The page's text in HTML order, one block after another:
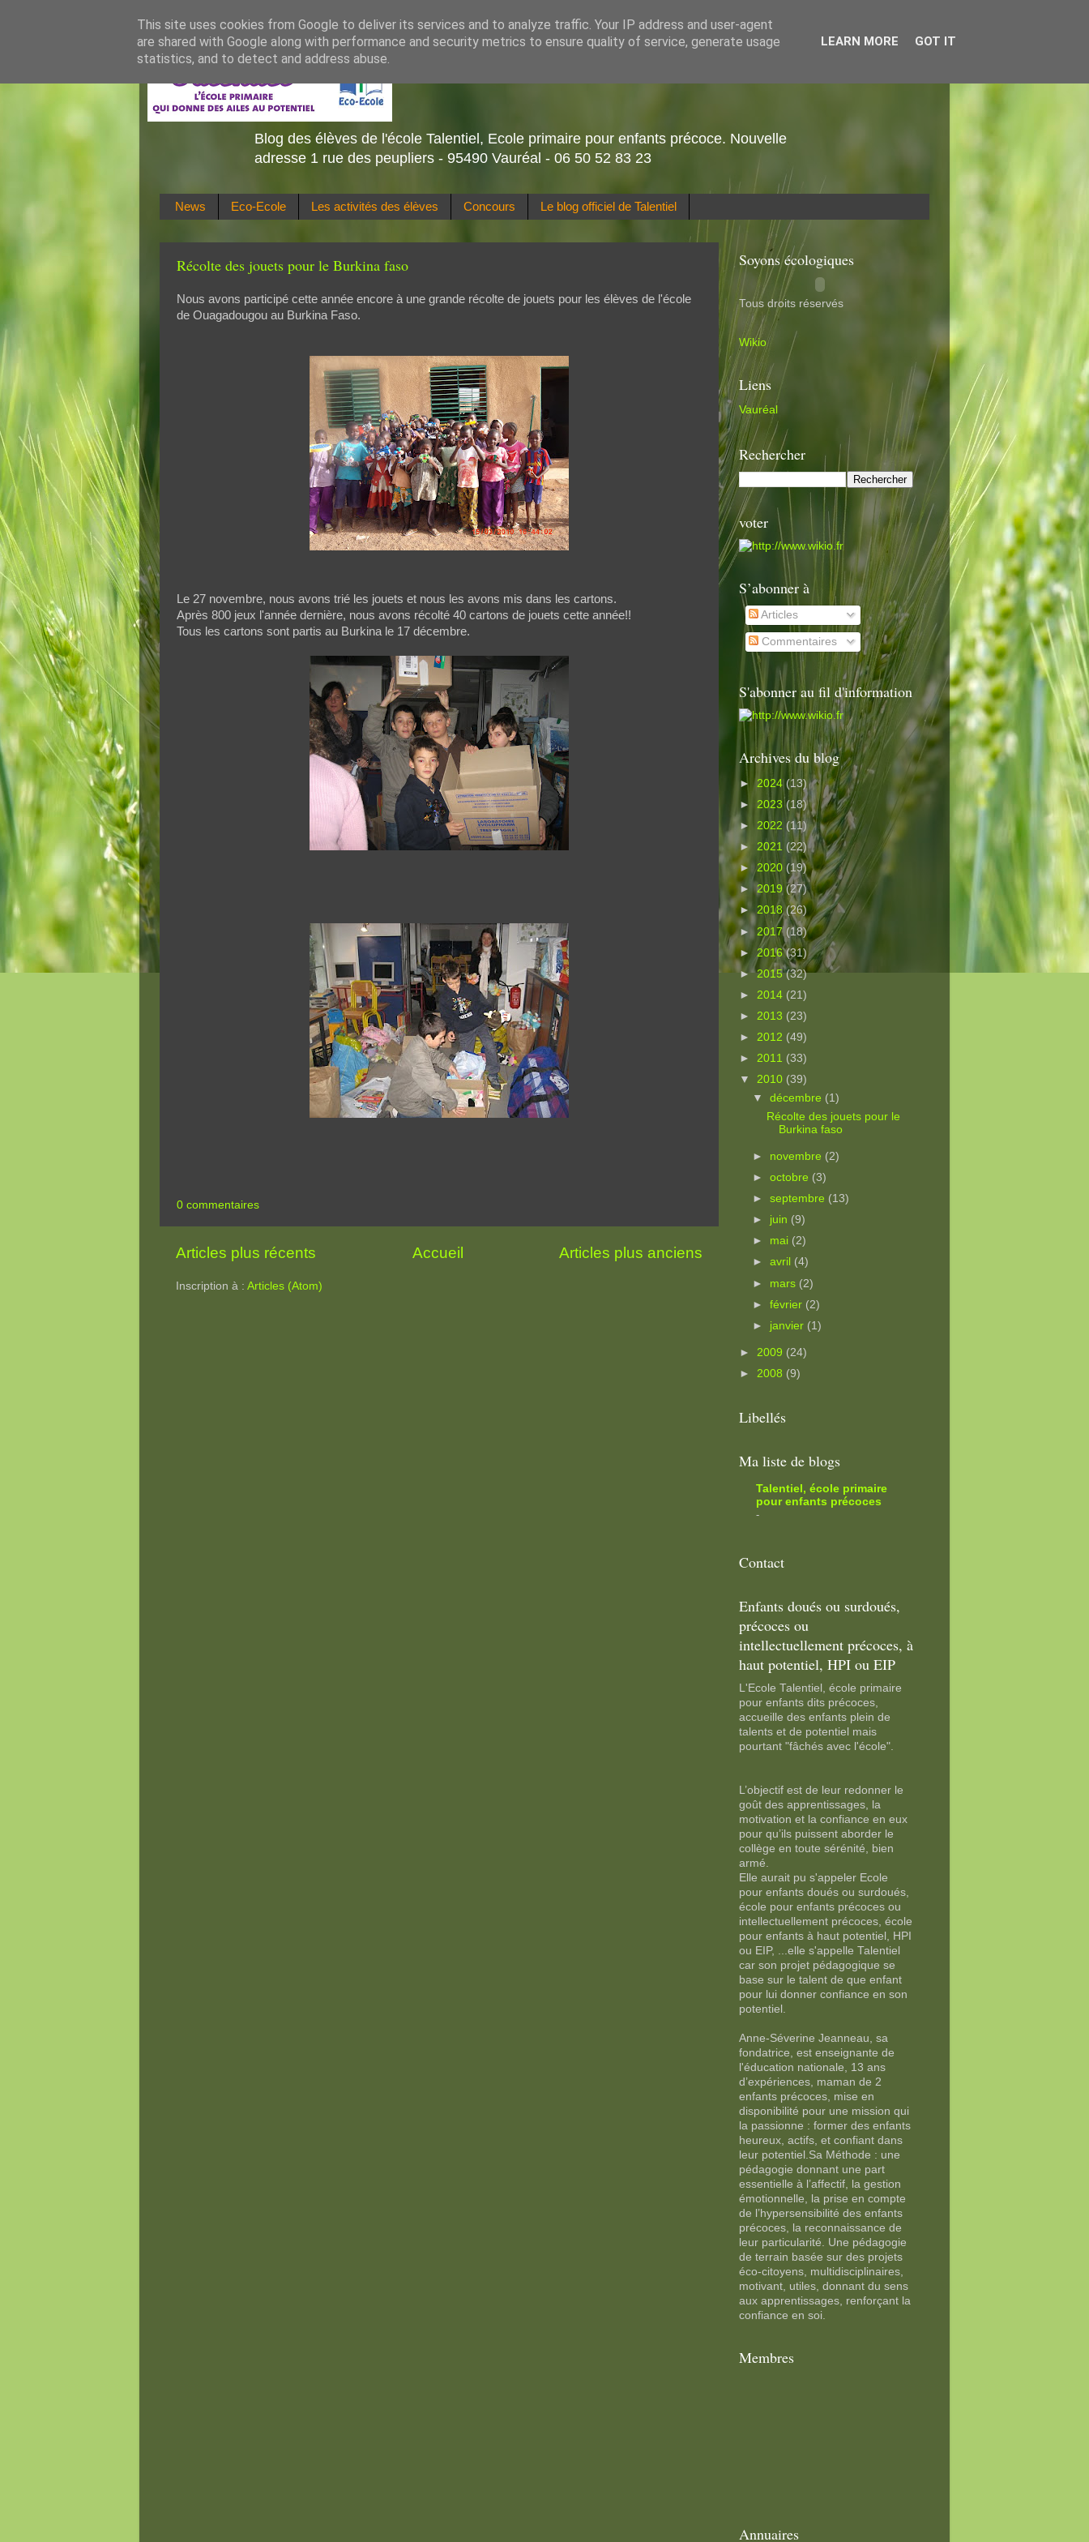
Blog des élèves de l'école Talentiel, Ecole primaire pour enfants précoce. Nouvelle
adresse 1 rue des peupliers - 95490 Vauréal - 06 50 52 83 23
News Eco-Ecole Les activités des élèves Concours Le blog officiel de Talentiel
Récolte des jouets pour le Burkina faso
Nous avons participé cette année encore à une grande récolte de jouets pour les élèves de l'école
de Ouagadougou au Burkina Faso.
Le 27 novembre, nous avons trié les jouets et nous les avons mis dans les cartons.
Après 800 jeux l'année dernière, nous avons récolté 40 cartons de jouets cette année!!
Tous les cartons sont partis au Burkina le 17 décembre.
0 commentaires
Articles plus récents Articles plus anciens
Accueil
Inscription à : Articles (Atom)
Soyons écologiques
Tous droits réservés
Wikio
Liens
Vauréal
Rechercher
voter
S’abonner à
Articles
Commentaires
S'abonner au fil d'information
Archives du blog
► 2024(13)
► 2023 (18)
► 2022 (11)
► 2021 (22)
► 2020 (19)
►2019 (27)
►2018(26)
► 2017(18)
► 2016(31)
►2015(32)
► 2014 (21)
► 2013 (23)
► 2012 (49)
► 2011 (33)
▼ 2010 (39)
▼décembre (1)
Récolte des jouets pour le
Burkina faso
► novembre (2)
►octobre (3)
►septembre (13)
► juin (9)
► mai (2)
►avril (4)
► mars (2)
►février (2)
► janvier (1)
► 2009 (24)
► 2008 (9)
Libellés
Ma liste de blogs
Talentiel, école primaire
pour enfants précoces
-
Contact
Enfants doués ou surdoués,
précoces ou
intellectuellement précoces, à
haut potentiel, HPI ou EIP
L'Ecole Talentiel, école primaire
pour enfants dits précoces,
accueille des enfants plein de
talents et de potentiel mais
pourtant "fâchés avec l'école".
L’objectif est de leur redonner le
goût des apprentissages, la
motivation et la confiance en eux
pour qu’ils puissent aborder le
collège en toute sérénité, bien
armé.
Elle aurait pu s'appeler Ecole
pour enfants doués ou surdoués,
école pour enfants précoces ou
intellectuellement précoces, école
pour enfants à haut potentiel, HPI
ou EIP, ...elle s'appelle Talentiel
car son projet pédagogique se
base sur le talent de que enfant
pour lui donner confiance en son
potentiel.
Anne-Séverine Jeanneau, sa
fondatrice, est enseignante de
l'éducation nationale, 13 ans
d’expériences, maman de 2
enfants précoces, mise en
disponibilité pour une mission qui
la passionne : former des enfants
heureux, actifs, et confiant dans
leur potentiel.Sa Méthode : une
pédagogie donnant une part
essentielle à l’affectif, la gestion
émotionnelle, la prise en compte
de l’hypersensibilité des enfants
précoces, la reconnaissance de
leur particularité. Une pédagogie
de terrain basée sur des projets
éco-citoyens, multidisciplinaires,
motivant, utiles, donnant du sens
aux apprentissages, renforçant la
confiance en soi.
Membres
Annuaires
This site uses cookies from Google to deliver its services and to analyze traffic. Your IP address and user-agent
are shared with Google along with performance and security metrics to ensure quality of service, generate usage
statistics, and to detect and address abuse.
LEARN MORE GOT IT